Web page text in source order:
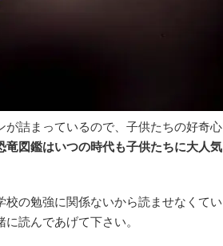
詰まっているので、子供たちの好奇心
図鑑はいつの時代も子供たちに大人気
の勉強に関係ないから読ませなくてい
読んであげて下さい。